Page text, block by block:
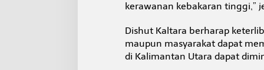
kerawanan kebakaran tinggi,”
Dishut Kaltara berharap
maupun masyarakat dapat
di Kalimantan Utara dapat